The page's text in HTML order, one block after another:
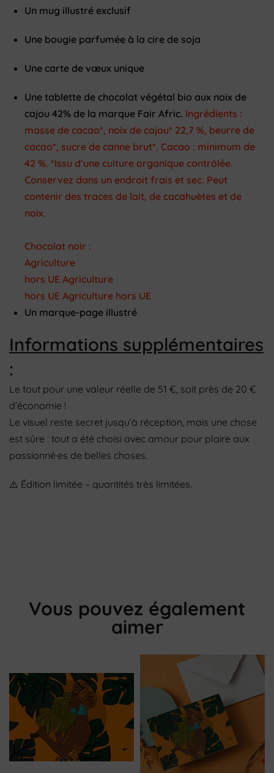
Un mug illustré exclusif
Une bougie parfumée à la cire de soja
Une carte de vœux unique
Une tablette de chocolat végétal bio aux noix de
cajou 42% de la marque Fair Afric. Ingrédients :
masse de cacao*, noix de cajou* 22,7 %, beurre de
cacao*, sucre de canne brut*. Cacao : minimum de
42 %. *Issu d’une culture organique contrôlée.
Conservez dans un endroit frais et sec. Peut
contenir des traces de lait, de cacahuètes et de
noix.
Chocolat noir :
Agriculture
hors UE Agriculture
hors UE Agriculture hors UE
Un marque-page illustré
Informations supplémentaires
:
Le tout pour une valeur réelle de 51 €, soit près de 20 €
d’économie !
Le visuel reste secret jusqu’à réception, mais une chose
est sûre : tout a été choisi avec amour pour plaire aux
passionné·es de belles choses.
⚠️ Édition limitée – quantités très limitées.
Vous pouvez également
aimer